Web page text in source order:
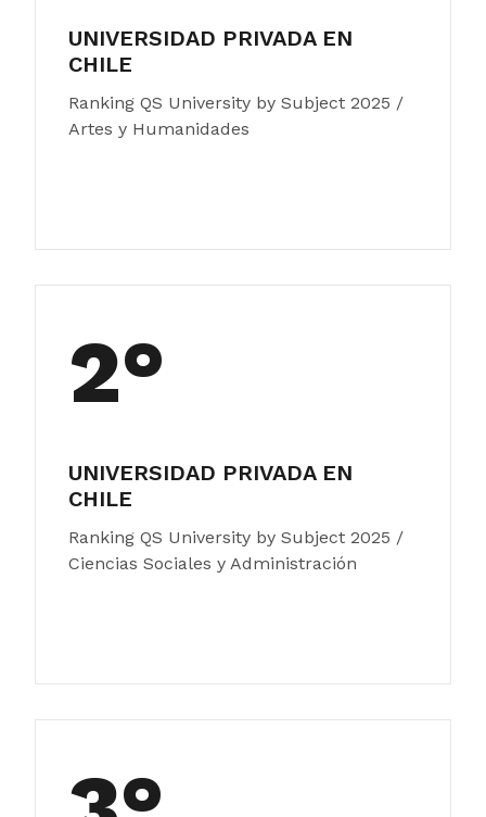
UNIVERSIDAD PRIVADA EN
CHILE
Ranking QS University by Subject 2025 /
Artes y Humanidades
2°
UNIVERSIDAD PRIVADA EN
CHILE
Ranking QS University by Subject 2025 /
Ciencias Sociales y Administración